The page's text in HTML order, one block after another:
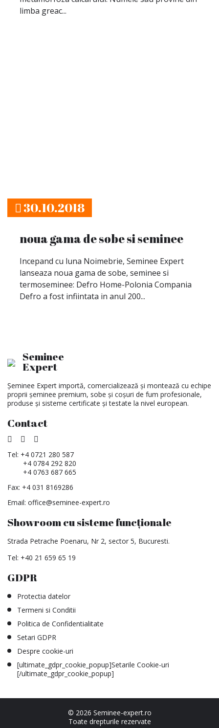
limba greac...
30.10.2018
noua gama de sobe si seminee
Incepand cu luna Noimebrie, Seminee Expert
lanseaza noua gama de sobe, seminee si
termoseminee: Defro Home-Polonia Compania
Defro a fost infiintata in anul 200...
Seminee
Expert
Șeminee Expert importă, comercializează și montează cu echipe
proprii șeminee premium, sobe și coșuri de fum profesionale,
produse și sisteme certificate și testate la nivel european.
Contact
Tel: +4 0721 280 587
+4 0784 292 820
+4 0763 687 665
Fax: +4 031 8169286
Email: office@seminee-expert.ro
Showroom cu sisteme funcționale
Strada Petrache Poenaru, Nr 2, sector 5, Bucuresti.
Tel: +40 21 659 65 19
GDPR
Protectia datelor
Termeni si Conditii
Politica de Confidentialitate
Setari GDPR
Despre cookie-uri
[ultimate_gdpr_cookie_popup]Setarile Cookie-uri
[/ultimate_gdpr_cookie_popup]
© 2026 Seminee-expert.ro
Toate drepturile rezervate